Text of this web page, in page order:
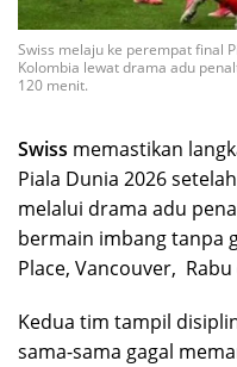
Swiss melaju ke perempat final
Kolombia lewat drama adu
120 menit.
Swiss memastikan
Piala Dunia 2026
melalui drama adu
bermain imbang tanpa
Place, Vancouver,
Kedua tim tampil
sama-sama gagal